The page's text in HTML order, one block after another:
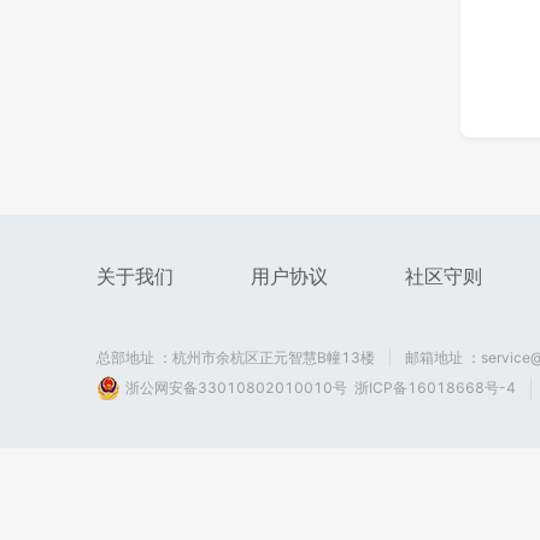
关于我们 用户协议 社区守则
总部地址 ：杭州市余杭区正元智慧B幢13楼
邮箱地址 ：
浙公网安备33010802010010号 浙ICP备16018668号-4